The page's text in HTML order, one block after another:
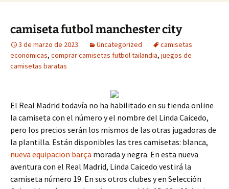
camiseta futbol manchester city
3 de marzo de 2023 Uncategorized
camisetas
economicas, comprar camisetas futbol tailandia, juegos de
camisetas baratas
El Real Madrid todavía no ha habilitado en su tienda online
la camiseta con el número y el nombre del Linda Caicedo,
pero los precios serán los mismos de las otras jugadoras de
la plantilla. Están disponibles las tres camisetas: blanca,
nueva equipacion barça morada y negra. En esta nueva
aventura con el Real Madrid, Linda Caicedo vestirá la
camiseta número 19. En sus otros clubes y en Selección